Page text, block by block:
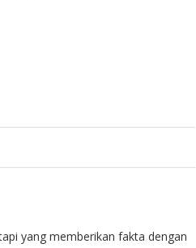
yang memberikan fakta dengan